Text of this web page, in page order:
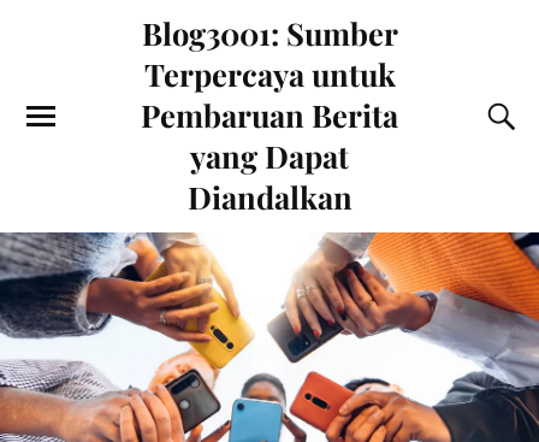
Blog3001: Sumber
Terpercaya untuk
Pembaruan Berita
yang Dapat
Diandalkan